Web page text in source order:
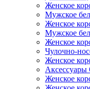
Женское
Мужское
Женское
Мужское
Женское
Чулочно-
Женское
Женское